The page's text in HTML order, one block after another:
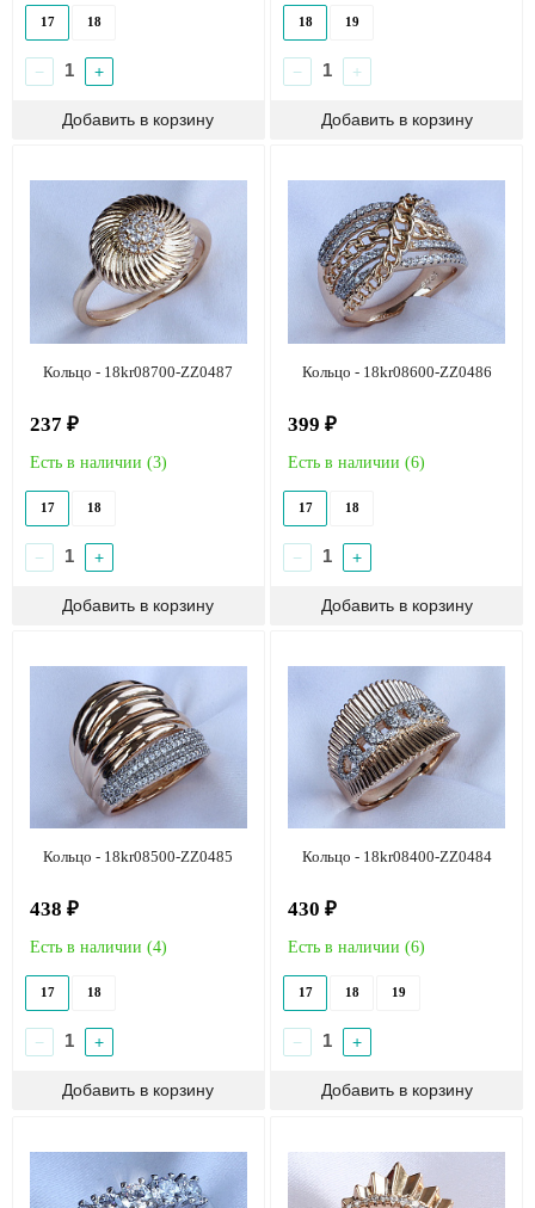
17 18
− +
18 19
− +
Кольцо - 18kr08700-ZZ0487
237 ₽
Есть в наличии (3)
17 18
− +
Кольцо - 18kr08600-ZZ0486
399 ₽
Есть в наличии (6)
17 18
− +
Кольцо - 18kr08500-ZZ0485
438 ₽
Есть в наличии (4)
17 18
− +
Кольцо - 18kr08400-ZZ0484
430 ₽
Есть в наличии (6)
17 18 19
− +